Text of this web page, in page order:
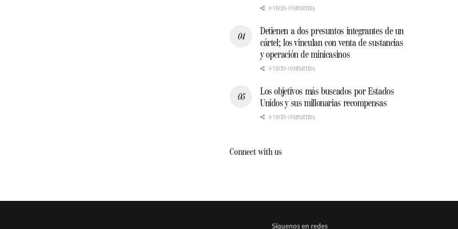
0 VECES COMPARTIDA
Detienen a dos presuntos integrantes de un
cártel; los vinculan con venta de sustancias
y operación de minicasinos
0 VECES COMPARTIDA
Los objetivos más buscados por Estados
Unidos y sus millonarias recompensas
0 VECES COMPARTIDA
Connect with us
Síguenos en redes